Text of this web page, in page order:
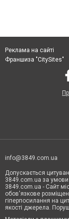
Реклама на сайті
Франшиза "CitySites"
info@3849.com.ua
Допускається
3849.com.ua за умови
3849.com.ua - Сайт
обов'язкове
гіперпосилання на
якості джерела.